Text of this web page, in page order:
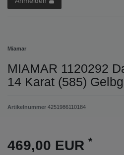
Miamar
MIAMAR 1120292
14 Karat (585)
Artikelnummer 4251986110184
469,00 EUR *